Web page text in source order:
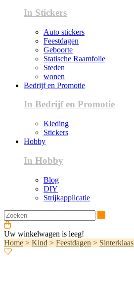
In Stickers
Auto stickers
Feestdagen
Geboorte
Statische Raamfolie
Steden
wonen
Bedrijf en Promotie
In Bedrijf en Promotie
Kleding
Stickers
Hobby
In Hobby
Blog
DIY
Strijkapplicatie
Uw winkelwagen is leeg!
Home > Kind > Feestdagen > Sinterklaas